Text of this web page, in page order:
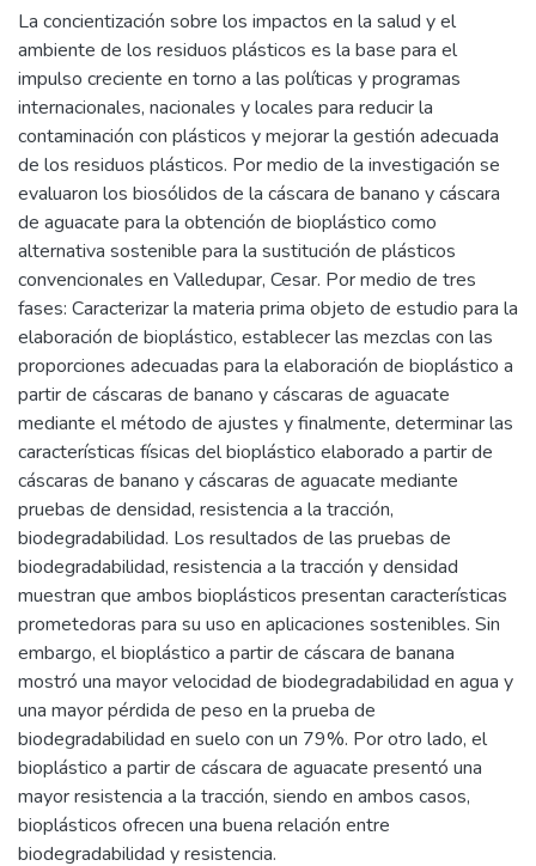
La concientización sobre los impactos en la salud y el
ambiente de los residuos plásticos es la base para el
impulso creciente en torno a las políticas y programas
internacionales, nacionales y locales para reducir la
contaminación con plásticos y mejorar la gestión adecuada
de los residuos plásticos. Por medio de la investigación se
evaluaron los biosólidos de la cáscara de banano y cáscara
de aguacate para la obtención de bioplástico como
alternativa sostenible para la sustitución de plásticos
convencionales en Valledupar, Cesar. Por medio de tres
fases: Caracterizar la materia prima objeto de estudio para la
elaboración de bioplástico, establecer las mezclas con las
proporciones adecuadas para la elaboración de bioplástico a
partir de cáscaras de banano y cáscaras de aguacate
mediante el método de ajustes y finalmente, determinar las
características físicas del bioplástico elaborado a partir de
cáscaras de banano y cáscaras de aguacate mediante
pruebas de densidad, resistencia a la tracción,
biodegradabilidad. Los resultados de las pruebas de
biodegradabilidad, resistencia a la tracción y densidad
muestran que ambos bioplásticos presentan características
prometedoras para su uso en aplicaciones sostenibles. Sin
embargo, el bioplástico a partir de cáscara de banana
mostró una mayor velocidad de biodegradabilidad en agua y
una mayor pérdida de peso en la prueba de
biodegradabilidad en suelo con un 79%. Por otro lado, el
bioplástico a partir de cáscara de aguacate presentó una
mayor resistencia a la tracción, siendo en ambos casos,
bioplásticos ofrecen una buena relación entre
biodegradabilidad y resistencia.